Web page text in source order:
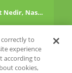
Pre-Workout Nedir, Nasıl Kullanılır?
to
experience
according to
cookies,